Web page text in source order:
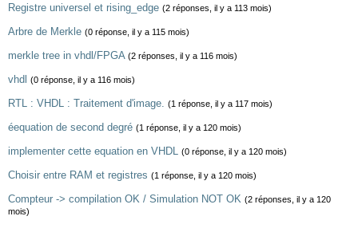
Registre universel et rising_edge (2 réponses, il y a 113 mois)
Arbre de Merkle (0 réponse, il y a 115 mois)
merkle tree in vhdl/FPGA (2 réponses, il y a 116 mois)
vhdl (0 réponse, il y a 116 mois)
RTL : VHDL : Traitement d'image. (1 réponse, il y a 117 mois)
éequation de second degré (1 réponse, il y a 120 mois)
implementer cette equation en VHDL (0 réponse, il y a 120 mois)
Choisir entre RAM et registres (1 réponse, il y a 120 mois)
Compteur -> compilation OK / Simulation NOT OK (2 réponses, il y a 120
mois)